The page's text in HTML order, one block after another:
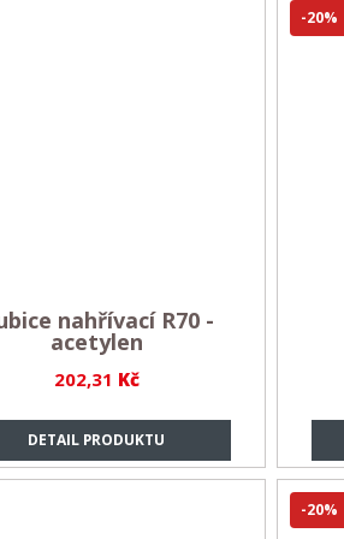
202,31 Kč
DETAIL PRODUKTU
nahřívací R70 -
acetylen
-20%
-20%